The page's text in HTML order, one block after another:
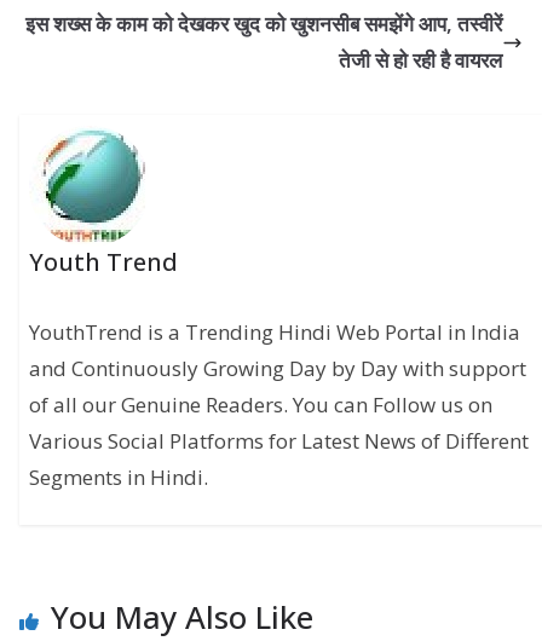
इस शख्स के काम को देखकर खुद को खुशनसीब समझेंगे आप, तस्वीरें
तेजी से हो रही है वायरल
Youth Trend
YouthTrend is a Trending Hindi Web Portal in India
and Continuously Growing Day by Day with support
of all our Genuine Readers. You can Follow us on
Various Social Platforms for Latest News of Different
Segments in Hindi.
You May Also Like